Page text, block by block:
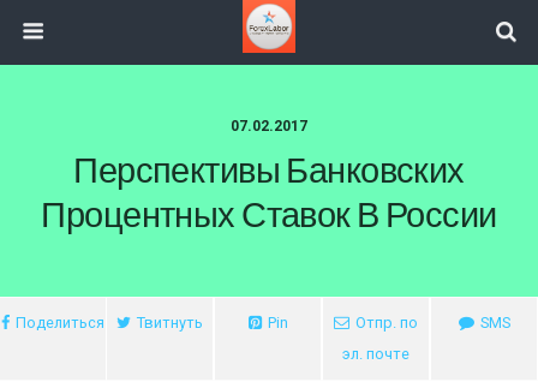
07.02.2017
Перспективы Банковских
Процентных Ставок В России
Поделиться Твитнуть Pin
Отпр. по
эл. почте
SMS